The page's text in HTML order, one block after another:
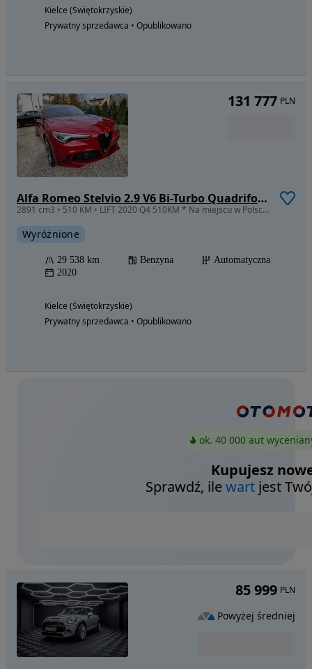
Kielce (Świętokrzyskie)
Prywatny sprzedawca • Opublikowano
Alfa Romeo Stelvio 2.9 V6 Bi-Turbo Quadrifoglio Q4
2891 cm3 • 510 KM • LIFT 2020 Q4 510KM * Na miejscu w Polsce, opłacona, małe uszkodzenia
Wyróżnione
29 538 km Benzyna
Automatyczna
2020
Kielce (Świętokrzyskie)
Prywatny sprzedawca • Opublikowano
131 777 PLN
ok. 40 000 aut
Kupujesz
Sprawdź, ilewart jest
85 999 PLN
Powyżej średniej